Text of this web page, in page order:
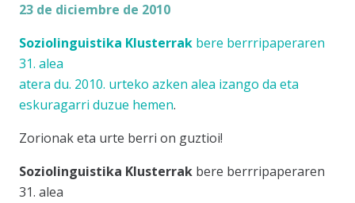
23 de diciembre de 2010
Soziolinguistika Klusterrak bere berrripaperaren
31. alea
atera du. 2010. urteko azken alea izango da eta
eskuragarri duzue hemen.
Zorionak eta urte berri on guztioi!
Soziolinguistika Klusterrak bere berrripaperaren
31. alea